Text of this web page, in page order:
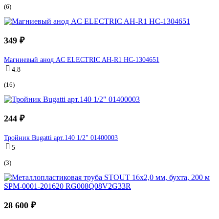
(6)
349 ₽
Магниевый анод AC ELECTRIC AH-R1 НС-1304651
4.8
(16)
244 ₽
Тройник Bugatti арт.140 1/2" 01400003
5
(3)
28 600 ₽